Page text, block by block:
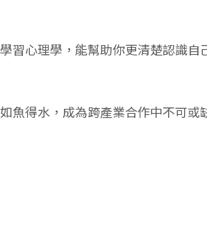
習心理學，能幫助你更清楚認識自
魚得水，成為跨產業合作中不可或